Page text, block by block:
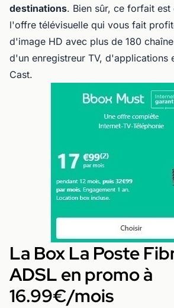
destinations. Bien sûr, ce forfait
l'offre télévisuelle qui vous fait
d'image HD avec plus de 180
d'un enregistreur TV, d'applications
Cast.
La Box La Poste
ADSL en promo à
16.99€/mois